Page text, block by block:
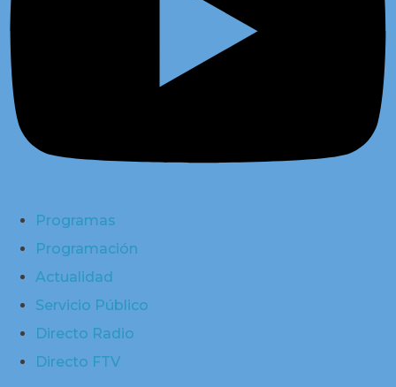
Programas
Programación
Actualidad
Servicio Público
Directo Radio
Directo FTV